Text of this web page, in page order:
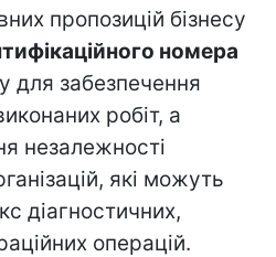
пропозицій бізнесу
номера
для забезпечення
робіт, а
незалежності
які можуть
діагностичних,
операцій.